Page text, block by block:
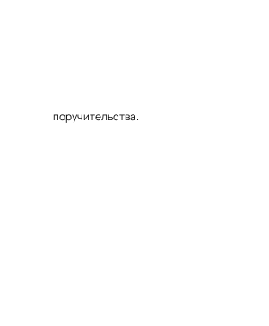
поручительства.